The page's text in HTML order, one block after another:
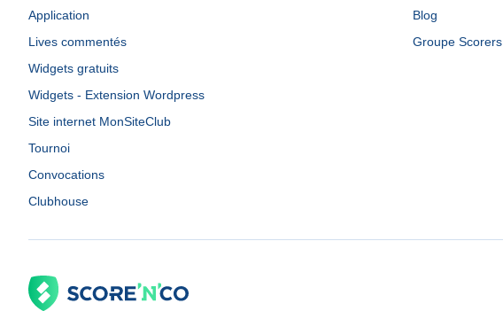
Application
Lives commentés
Widgets gratuits
Widgets - Extension Wordpress
Site internet MonSiteClub
Tournoi
Convocations
Clubhouse
Blog
Groupe Scorers